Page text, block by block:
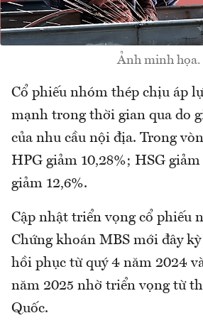
Ảnh minh họa.
Cổ phiếu nhóm thép chịu áp
mạnh trong thời gian qua do
của nhu cầu nội địa. Trong
HPG giảm 10,28%; HSG
giảm 12,6%.
Cập nhật triển vọng cổ phiếu
Chứng khoán MBS mới đây kỳ
hồi phục từ quý 4 năm 2024
năm 2025 nhờ triển vọng từ
Quốc.